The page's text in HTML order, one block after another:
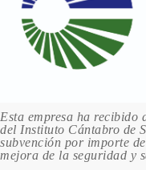
LY5L/Q8
19.95 €
200 en stock
200 en stock
LY7C/T3
19.95 €
Esta empresa ha
del Instituto Cántabro de
subvención por importe de
mejora de la seguridad y